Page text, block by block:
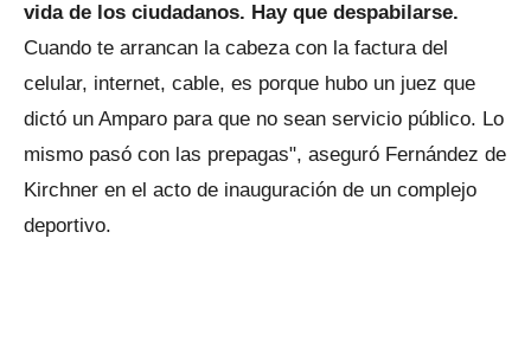
vida de los ciudadanos. Hay que despabilarse.
Cuando te arrancan la cabeza con la factura del
celular, internet, cable, es porque hubo un juez que
dictó un Amparo para que no sean servicio público. Lo
mismo pasó con las prepagas", aseguró Fernández de
Kirchner en el acto de inauguración de un complejo
deportivo.